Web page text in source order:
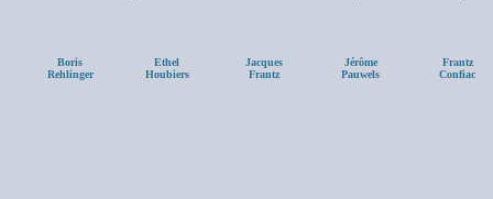
Boris
Rehlinger
Ethel
Houbiers
Jacques
Frantz
Jérôme
Pauwels
Frantz
Confiac